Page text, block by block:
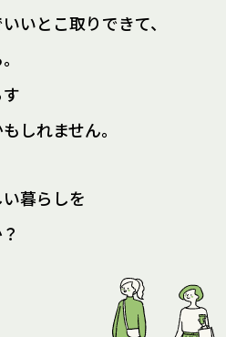
いとこ取りできて、
しれません。
暮らしを